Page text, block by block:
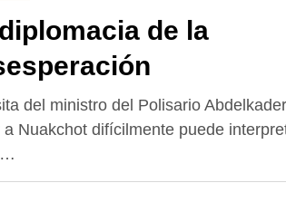
de la
del ministro del Polisario
a Nuakchot difícilmente puede